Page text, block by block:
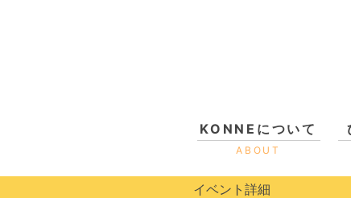
KONNEについて
ABOUT
イベント詳細